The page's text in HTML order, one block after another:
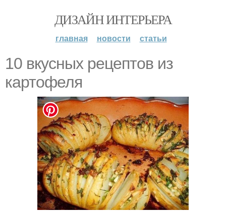
ДИЗАЙН ИНТЕРЬЕРА
главная новости статьи
10 вкусных рецептов из
картофеля